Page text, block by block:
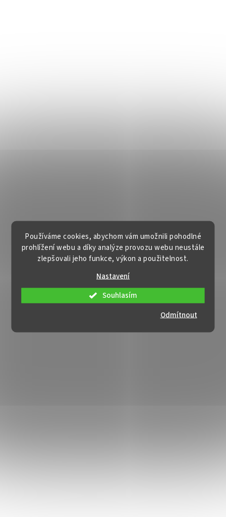
Používáme cookies, abychom vám umožnili pohodlné
prohlížení webu a díky analýze provozu webu neustále
zlepšovali jeho funkce, výkon a použitelnost.
Nastavení
Odmítnout
Souhlasím